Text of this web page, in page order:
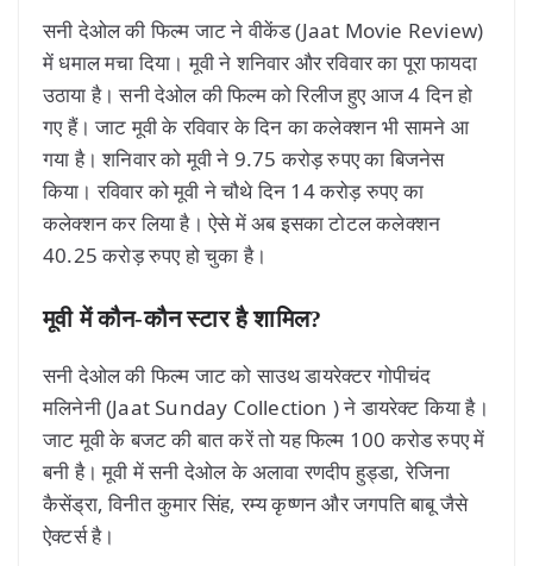
सनी देओल की फिल्म जाट ने वीकेंड (Jaat Movie Review)
में धमाल मचा दिया। मूवी ने शनिवार और रविवार का पूरा फायदा
उठाया है। सनी देओल की फिल्म को रिलीज हुए आज 4 दिन हो
गए हैं। जाट मूवी के रविवार के दिन का कलेक्शन भी सामने आ
गया है। शनिवार को मूवी ने 9.75 करोड़ रुपए का बिजनेस
किया। रविवार को मूवी ने चौथे दिन 14 करोड़ रुपए का
कलेक्शन कर लिया है। ऐसे में अब इसका टोटल कलेक्शन
40.25 करोड़ रुपए हो चुका है।
मूवी में कौन-कौन स्टार है शामिल?
सनी देओल की फिल्म जाट को साउथ डायरेक्टर गोपीचंद
मलिनेनी (Jaat Sunday Collection ) ने डायरेक्ट किया है।
जाट मूवी के बजट की बात करें तो यह फिल्म 100 करोड रुपए में
बनी है। मूवी में सनी देओल के अलावा रणदीप हुड्डा, रेजिना
कैसेंड्रा, विनीत कुमार सिंह, रम्य कृष्णन और जगपति बाबू जैसे
ऐक्टर्स है।